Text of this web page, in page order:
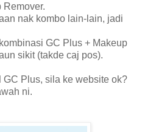
Remover.
nak kombo lain-lain, jadi
GC Plus + Makeup
sikit (takde caj pos).
Plus, sila ke website ok?
ni.